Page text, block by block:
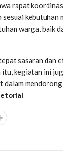
rapat
kebutuhan
warga, baik
sasaran dan
kegiatan ini